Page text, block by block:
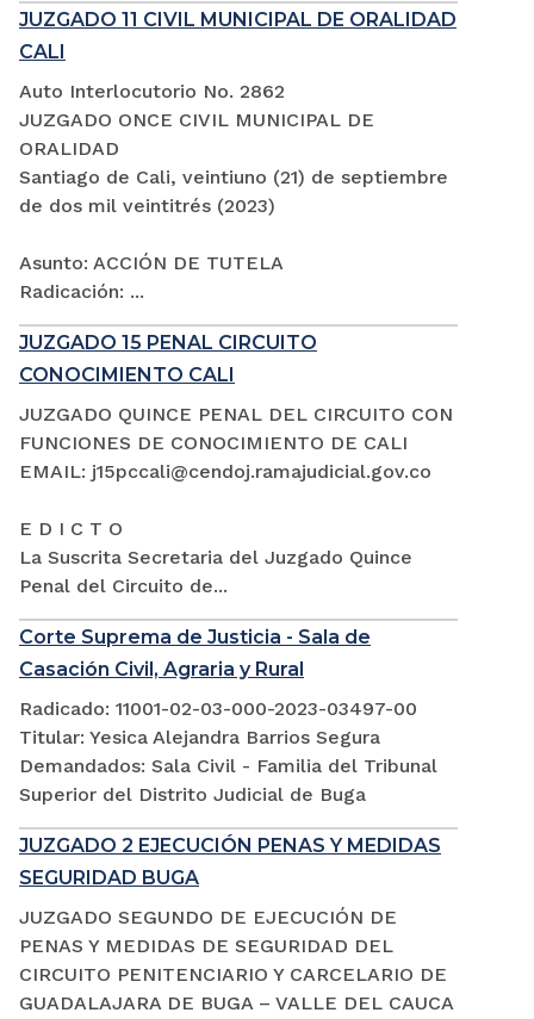
JUZGADO 11 CIVIL MUNICIPAL DE ORALIDAD
CALI
Auto Interlocutorio No. 2862
JUZGADO ONCE CIVIL MUNICIPAL DE
ORALIDAD
Santiago de Cali, veintiuno (21) de septiembre
de dos mil veintitrés (2023)
Asunto: ACCIÓN DE TUTELA
Radicación: ...
JUZGADO 15 PENAL CIRCUITO
CONOCIMIENTO CALI
JUZGADO QUINCE PENAL DEL CIRCUITO CON
FUNCIONES DE CONOCIMIENTO DE CALI
EMAIL: j15pccali@cendoj.ramajudicial.gov.co
E D I C T O
La Suscrita Secretaria del Juzgado Quince
Penal del Circuito de...
Corte Suprema de Justicia - Sala de
Casación Civil, Agraria y Rural
Radicado: 11001-02-03-000-2023-03497-00
Titular: Yesica Alejandra Barrios Segura
Demandados: Sala Civil - Familia del Tribunal
Superior del Distrito Judicial de Buga
JUZGADO 2 EJECUCIÓN PENAS Y MEDIDAS
SEGURIDAD BUGA
JUZGADO SEGUNDO DE EJECUCIÓN DE
PENAS Y MEDIDAS DE SEGURIDAD DEL
CIRCUITO PENITENCIARIO Y CARCELARIO DE
GUADALAJARA DE BUGA – VALLE DEL CAUCA